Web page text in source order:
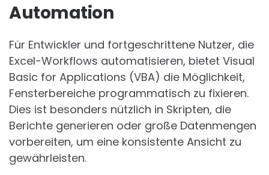
Automation
Für Entwickler und fortgeschrittene Nutzer, die
Excel-Workflows automatisieren, bietet Visual
Basic for Applications (VBA) die Möglichkeit,
Fensterbereiche programmatisch zu fixieren.
Dies ist besonders nützlich in Skripten, die
Berichte generieren oder große Datenmengen
vorbereiten, um eine konsistente Ansicht zu
gewährleisten.